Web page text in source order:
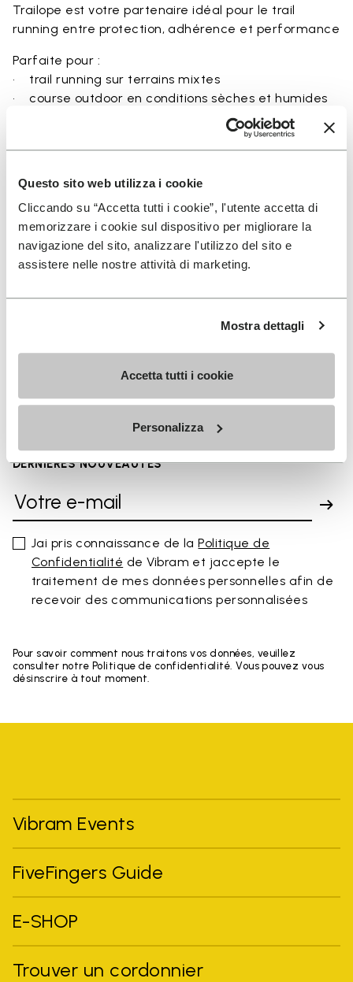
Questo sito web utilizza i cookie
Cliccando su “Accetta tutti i cookie”, l'utente accetta di
memorizzare i cookie sul dispositivo per migliorare la
navigazione del sito, analizzare l'utilizzo del sito e
assistere nelle nostre attività di marketing.
Mostra dettagli
Accetta tutti i cookie
Personalizza
Trailope est votre partenaire idéal pour le trail
running entre protection, adhérence et performance
Parfaite pour :
• trail running sur terrains mixtes
• course outdoor en conditions sèches et humides
• coureurs recherchant équilibre entre protection et
ground feel
sécurisé
Détails
INSCRIVEZ-VOUS POUR NE PAS MANQUER NOS
DERNIÈRES NOUVEAUTÉS
Jai pris connaissance de laPolitique de
Confidentialité de Vibram et jaccepte le
traitement de mes données personnelles afin de
recevoir des communications personnalisées
Pour savoir comment nous traitons vos données, veuillez
consulter notre Politique de confidentialité. Vous pouvez vous
désinscrire à tout moment.
Vibram Events
FiveFingers Guide
E-SHOP
Trouver un cordonnier